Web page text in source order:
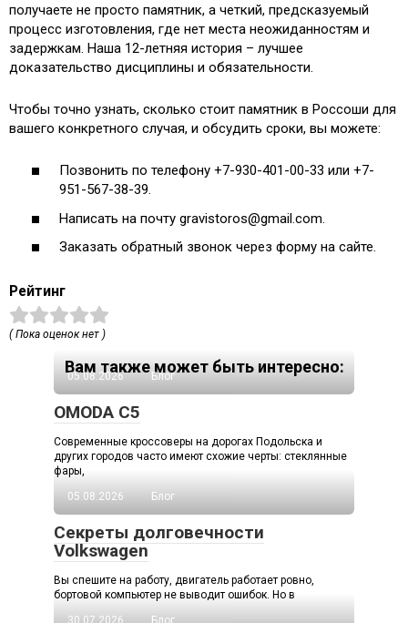
получаете не просто памятник, а четкий, предсказуемый
процесс изготовления, где нет места неожиданностям и
задержкам. Наша 12-летняя история – лучшее
доказательство дисциплины и обязательности.
Чтобы точно узнать, сколько стоит памятник в Россоши для
вашего конкретного случая, и обсудить сроки, вы можете:
Позвонить по телефону +7-930-401-00-33 или +7-
951-567-38-39.
Написать на почту gravistoros@gmail.com.
Заказать обратный звонок через форму на сайте.
Рейтинг
( Пока оценок нет )
Вам также может быть интересно:
05.08.2026 Блог
OMODA C5
Современные кроссоверы на дорогах Подольска и
других городов часто имеют схожие черты: стеклянные
фары,
05.08.2026
Блог
Секреты долговечности
Volkswagen
Вы спешите на работу, двигатель работает ровно,
бортовой компьютер не выводит ошибок. Но в
30.07.2026
Блог